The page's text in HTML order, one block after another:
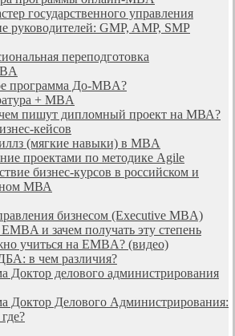
государственного управления
руководителей: GMP, AMP, SMP
переподготовка
программа До-MBA?
+ MBA
пишут дипломный проект на МВА?
кейсов
(мягкие навыки) в MBA
проектами по методике Agile
бизнес-курсов в российском и
МВА
бизнесом (Executive MBA)
и зачем получать эту степень
учиться на EMBA? (видео)
в чем различия?
Доктор делового администрирования
Доктор Делового Администрирования: